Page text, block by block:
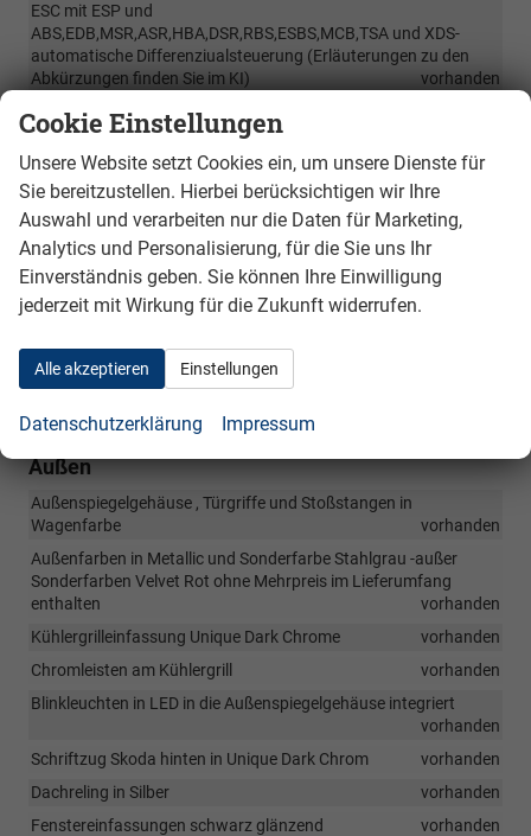
ESC mit ESP und
ABS,EDB,MSR,ASR,HBA,DSR,RBS,ESBS,MCB,TSA und XDS-
automatische Differenziualsteuerung (Erläuterungen zu den
Abkürzungen finden Sie im KI)
vorhanden
Umfassender und Proaktiver Fußgängerschutz
Front Assist mit Umfeldbeobachtuing, Radfahrer und
Fußgängerschutz mit Notbrenmsfunktion
vorhanden
Auprallschutzsichere Türen
vorhanden
Side Assist mit Blind Spot- toter Winkel Assistent, Ausparkhilfe
Assistent mit Notbremsfunktion, Ausstiegswarner,
vorhanden
Verkehrszeichenerkennung
vorhanden
Entlastung vom Fahrer bei Stau oder zähfließendem Verkehr mit
automatischem Stopp und Wiederanfahren
Außen
Außenspiegelgehäuse , Türgriffe und Stoßstangen in
Wagenfarbe
vorhanden
Außenfarben in Metallic und Sonderfarbe Stahlgrau -außer
Sonderfarben Velvet Rot ohne Mehrpreis im Lieferumfang
enthalten
vorhanden
Kühlergrilleinfassung Unique Dark Chrome
vorhanden
Chromleisten am Kühlergrill
vorhanden
Blinkleuchten in LED in die Außenspiegelgehäuse integriert
vorhanden
Schriftzug Skoda hinten in Unique Dark Chrom
vorhanden
Dachreling in Silber
vorhanden
Fenstereinfassungen schwarz glänzend
vorhanden
Cookie Einstellungen
Unsere Website setzt Cookies ein, um unsere Dienste für
Sie bereitzustellen. Hierbei berücksichtigen wir Ihre
Auswahl und verarbeiten nur die Daten für Marketing,
Analytics und Personalisierung, für die Sie uns Ihr
Einverständnis geben. Sie können Ihre Einwilligung
jederzeit mit Wirkung für die Zukunft widerrufen.
Alle akzeptieren Einstellungen
Datenschutzerklärung Impressum